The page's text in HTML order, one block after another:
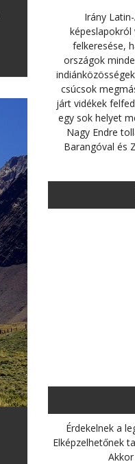
Irány
felkeresése,
országok
csúcsok
járt vidékek
egy sok helyet
Nagy Endre
Barangóval és
Érdekelnek a
Elképzelhetőnek